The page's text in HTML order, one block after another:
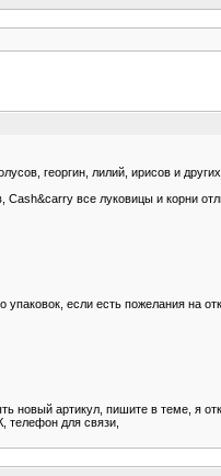
георгин, лилий, ирисов и
все луковицы и корни
если есть пожелания на
новый артикул, пишите в теме, я
для связи,